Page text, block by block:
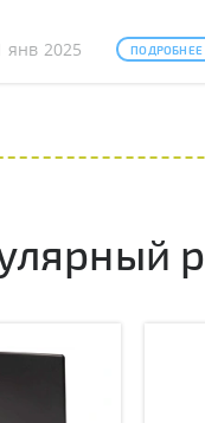
янв 2025 ПОДРОБНЕЕ